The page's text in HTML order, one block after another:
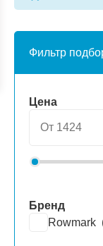
Фильтр
Цена
Бренд
Rowmark